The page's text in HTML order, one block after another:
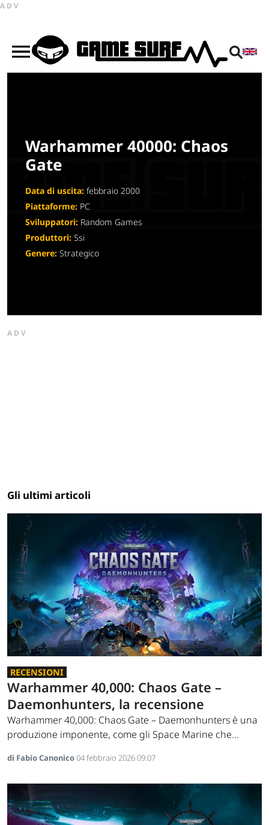
ADV
Warhammer 40000: Chaos
Gate
Data di uscita: febbraio 2000
Piattaforme: PC
Sviluppatori: Random Games
Produttori: Ssi
Genere: Strategico
ADV
Gli ultimi articoli
RECENSIONI
Warhammer 40,000: Chaos Gate –
Daemonhunters, la recensione
Warhammer 40,000: Chaos Gate – Daemonhunters è una
produzione imponente, come gli Space Marine che...
di Fabio Canonico04 febbraio 2026 09:07